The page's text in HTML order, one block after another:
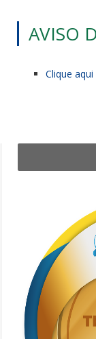
AVISO
Clique